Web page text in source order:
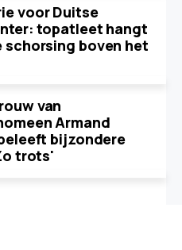
voor Duitse
topatleet hangt
schorsing boven het
van
Armand
bijzondere
trots'